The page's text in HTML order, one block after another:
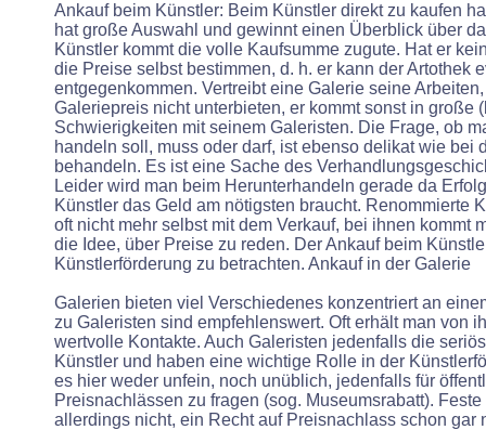
Ankauf beim Künstler: Beim Künstler direkt zu kaufen
hat große Auswahl und gewinnt einen Überblick über
Künstler kommt die volle Kaufsumme zugute. Hat er
die Preise selbst bestimmen, d. h. er kann der Artothek
entgegenkommen. Vertreibt eine Galerie seine
Galeriepreis nicht unterbieten, er kommt sonst in große
Schwierigkeiten mit seinem Galeristen. Die Frage, ob
handeln soll, muss oder darf, ist ebenso delikat wie bei
behandeln. Es ist eine Sache des
Leider wird man beim Herunterhandeln gerade da
Künstler das Geld am nötigsten braucht. Renommierte
oft nicht mehr selbst mit dem Verkauf, bei ihnen kommt
die Idee, über Preise zu reden. Der Ankauf beim
Künstlerförderung zu betrachten. Ankauf in der Galerie
Galerien bieten viel Verschiedenes konzentriert an
zu Galeristen sind empfehlenswert. Oft erhält man von
wertvolle Kontakte. Auch Galeristen jedenfalls die
Künstler und haben eine wichtige Rolle in der
es hier weder unfein, noch unüblich, jedenfalls für
Preisnachlässen zu fragen (sog. Museumsrabatt).
allerdings nicht, ein Recht auf Preisnachlass schon gar